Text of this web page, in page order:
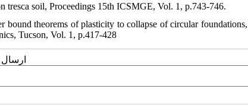
soil, Proceedings 15th ICSMGE, Vol. 1, p.743-746.
theorems of plasticity to collapse of circular foundations,
Tucson, Vol. 1, p.417-428